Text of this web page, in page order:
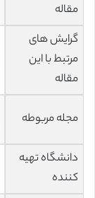
مقاله
گرایش های
مرتبط با این
مقاله
مجله مربوطه
دانشگاه تهیه
کننده